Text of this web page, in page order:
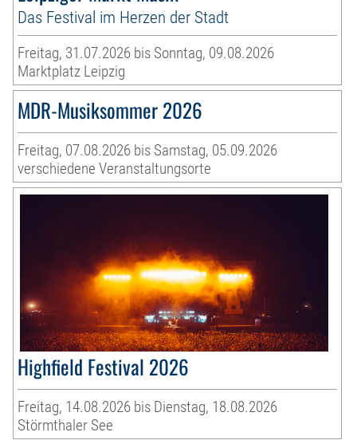
Das Festival im Herzen der Stadt
Freitag, 31.07.2026 bis Sonntag, 09.08.2026
Marktplatz Leipzig
MDR-Musiksommer 2026
Freitag, 07.08.2026 bis Samstag, 05.09.2026
verschiedene Veranstaltungsorte
Highfield Festival 2026
Freitag, 14.08.2026 bis Dienstag, 18.08.2026
Störmthaler See